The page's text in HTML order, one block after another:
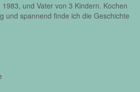
und Vater von 3 Kindern. Kochen
und spannend finde ich die Geschichte